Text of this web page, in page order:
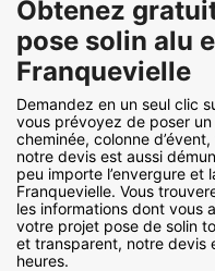
Obtenez
pose solin alu
Franquevielle
Demandez en un seul clic
vous prévoyez de poser
cheminée, colonne
notre devis est aussi
peu importe l’envergure et
Franquevielle. Vous
les informations dont vous
votre projet pose de solin
et transparent, notre devis
heures.